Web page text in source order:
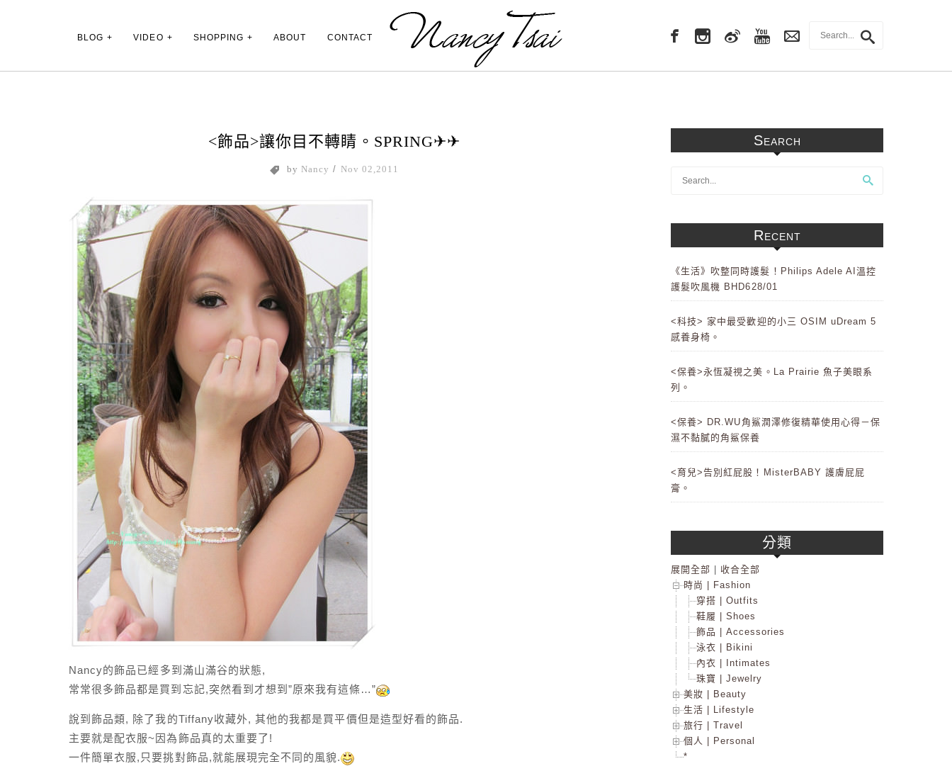
Main Menu
BLOG VIDEO SHOPPING ABOUT CONTACT
<飾品>讓你目不轉睛。SPRING✈✈
by Nancy / Nov 02,2011
Nancy的飾品已經多到滿山滿谷的狀態,
常常很多飾品都是買到忘記,突然看到才想到”原來我有這條…”
說到飾品類, 除了我的Tiffany收藏外, 其他的我都是買平價但是造型好看的飾品.
主要就是配衣服~因為飾品真的太重要了!
一件簡單衣服,只要挑對飾品,就能展現完全不同的風貌.
Search
Recent
《生活》吹整同時護髮！Philips Adele AI溫控
護髮吹風機 BHD628/01
<科技> 家中最受歡迎的小三 OSIM uDream 5
感養身椅。
<保養>永恆凝視之美。La Prairie 魚子美眼系
列。
<保養> DR.WU角鯊潤澤修復精華使用心得－保
濕不黏膩的角鯊保養
<育兒>告別紅屁股！MisterBABY 護膚屁屁
膏。
分類
展開全部
收合全部
時尚 | Fashion
穿搭 | Outfits
鞋履 | Shoes
飾品 | Accessories
泳衣 | Bikini
內衣 | Intimates
珠寶 | Jewelry
美妝 | Beauty
生活 | Lifestyle
旅行 | Travel
個人 | Personal
*